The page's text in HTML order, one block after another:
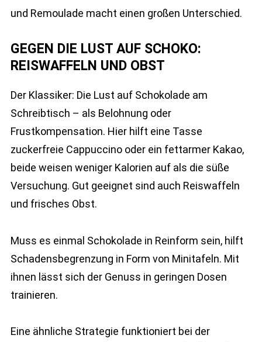
und Remoulade macht einen großen Unterschied.
GEGEN DIE LUST AUF SCHOKO:
REISWAFFELN UND OBST
Der Klassiker: Die Lust auf Schokolade am
Schreibtisch – als Belohnung oder
Frustkompensation. Hier hilft eine Tasse
zuckerfreie Cappuccino oder ein fettarmer Kakao,
beide weisen weniger Kalorien auf als die süße
Versuchung. Gut geeignet sind auch Reiswaffeln
und frisches Obst.
Muss es einmal Schokolade in Reinform sein, hilft
Schadensbegrenzung in Form von Minitafeln. Mit
ihnen lässt sich der Genuss in geringen Dosen
trainieren.
Eine ähnliche Strategie funktioniert bei der